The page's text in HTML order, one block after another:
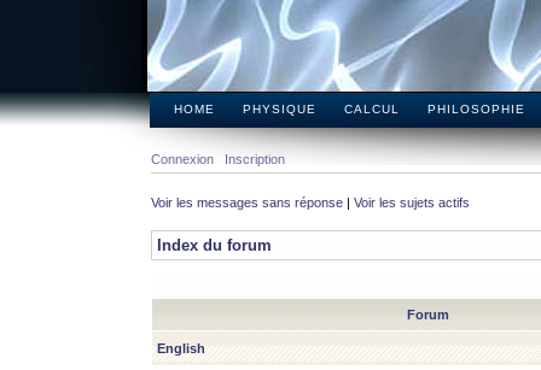
HOME PHYSIQUE CALCUL PHILOSOPHIE
Connexion Inscription
Voir les messages sans réponse | Voir les sujets actifs
Index du forum
Forum
English